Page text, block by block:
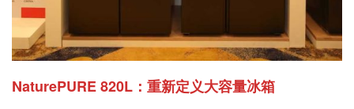
NaturePURE 820L ：重新定义大容量冰箱